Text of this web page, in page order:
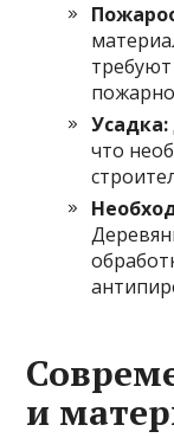
Усадка:
что
и